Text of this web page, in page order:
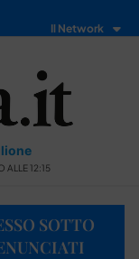
Il Network
ALLE 12:15
SOTTO